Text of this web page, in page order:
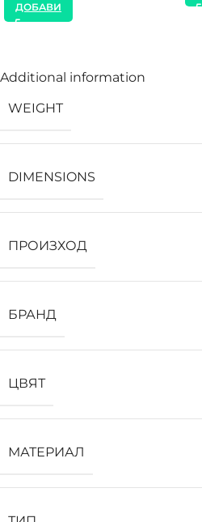
ДОБАВИ
Additional information
WEIGHT
DIMENSIONS
ПРОИЗХОД
БРАНД
ЦВЯТ
МАТЕРИАЛ